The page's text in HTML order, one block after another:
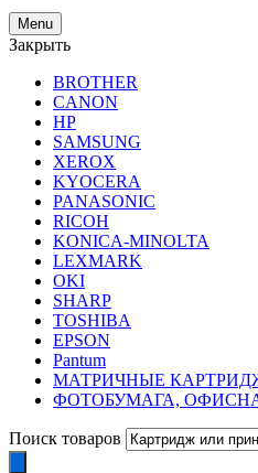
Menu
Закрыть
BROTHER
CANON
HP
SAMSUNG
XEROX
KYOCERA
PANASONIC
RICOH
KONICA-MINOLTA
LEXMARK
OKI
SHARP
TOSHIBA
EPSON
Pantum
МАТРИЧНЫЕ
ФОТОБУМАГА,
Поиск товаров